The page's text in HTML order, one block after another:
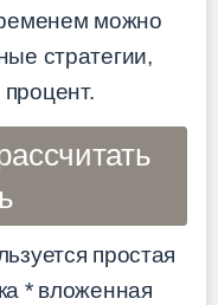
можно
стратегии,
простая
* вложенная